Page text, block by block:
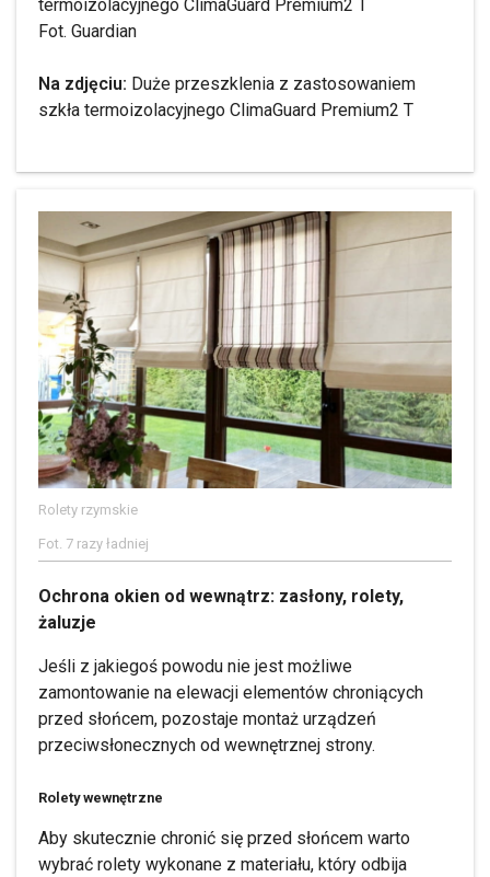
Fot. Guardian
Na zdjęciu: Duże przeszklenia z zastosowaniem
szkła termoizolacyjnego ClimaGuard Premium2 T
Rolety rzymskie
Fot. 7 razy ładniej
Ochrona okien od wewnątrz: zasłony, rolety,
żaluzje
Jeśli z jakiegoś powodu nie jest możliwe
zamontowanie na elewacji elementów chroniących
przed słońcem, pozostaje montaż urządzeń
przeciwsłonecznych od wewnętrznej strony.
Rolety wewnętrzne
Aby skutecznie chronić się przed słońcem warto
wybrać rolety wykonane z materiału, który odbija